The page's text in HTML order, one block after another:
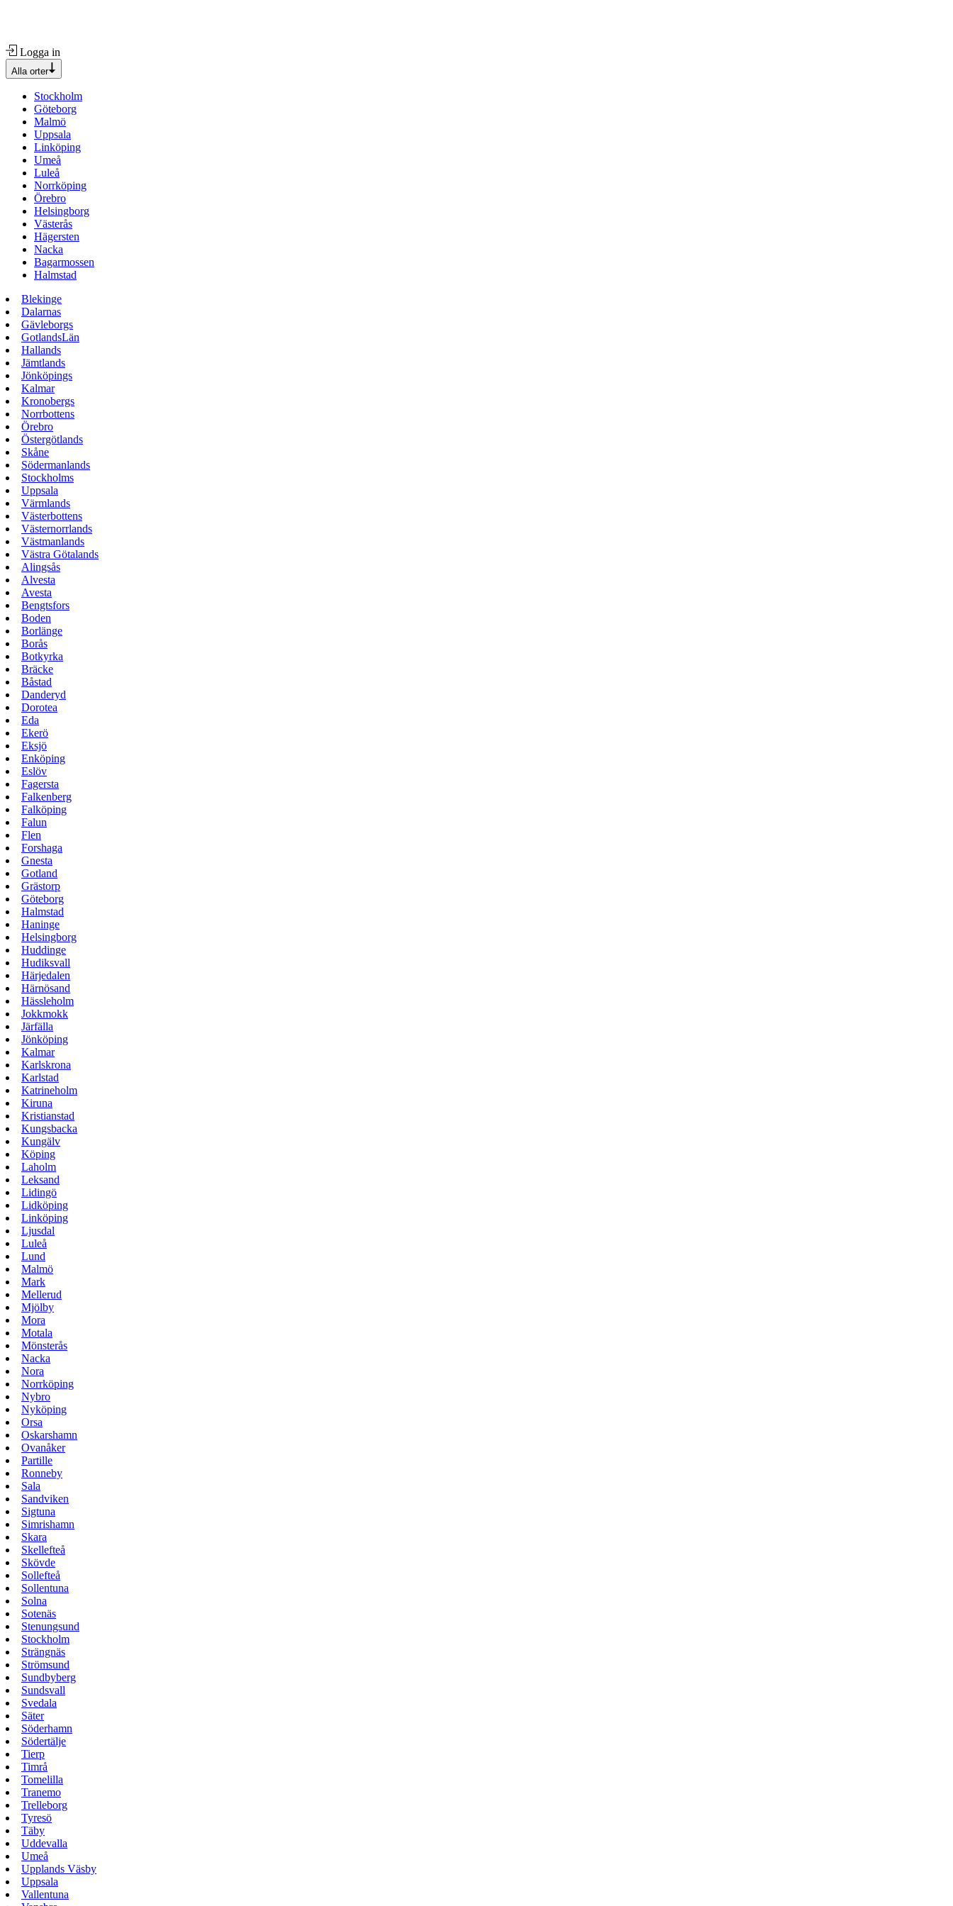
Logga in
Alla orter
Stockholm
Göteborg
Malmö
Uppsala
Linköping
Umeå
Luleå
Norrköping
Örebro
Helsingborg
Västerås
Hägersten
Nacka
Bagarmossen
Halmstad
Blekinge
Dalarnas
Gävleborgs
GotlandsLän
Hallands
Jämtlands
Jönköpings
Kalmar
Kronobergs
Norrbottens
Örebro
Östergötlands
Skåne
Södermanlands
Stockholms
Uppsala
Värmlands
Västerbottens
Västernorrlands
Västmanlands
Västra Götalands
Alingsås
Alvesta
Avesta
Bengtsfors
Boden
Borlänge
Borås
Botkyrka
Bräcke
Båstad
Danderyd
Dorotea
Eda
Ekerö
Eksjö
Enköping
Eslöv
Fagersta
Falkenberg
Falköping
Falun
Flen
Forshaga
Gnesta
Gotland
Grästorp
Göteborg
Halmstad
Haninge
Helsingborg
Huddinge
Hudiksvall
Härjedalen
Härnösand
Hässleholm
Jokkmokk
Järfälla
Jönköping
Kalmar
Karlskrona
Karlstad
Katrineholm
Kiruna
Kristianstad
Kungsbacka
Kungälv
Köping
Laholm
Leksand
Lidingö
Lidköping
Linköping
Ljusdal
Luleå
Lund
Malmö
Mark
Mellerud
Mjölby
Mora
Motala
Mönsterås
Nacka
Nora
Norrköping
Nybro
Nyköping
Orsa
Oskarshamn
Ovanåker
Partille
Ronneby
Sala
Sandviken
Sigtuna
Simrishamn
Skara
Skellefteå
Skövde
Sollefteå
Sollentuna
Solna
Sotenäs
Stenungsund
Stockholm
Strängnäs
Strömsund
Sundbyberg
Sundsvall
Svedala
Säter
Söderhamn
Södertälje
Tierp
Timrå
Tomelilla
Tranemo
Trelleborg
Tyresö
Täby
Uddevalla
Umeå
Upplands Väsby
Uppsala
Vallentuna